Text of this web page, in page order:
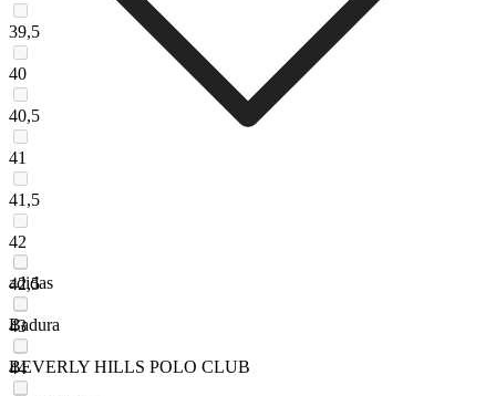
39,5
40
40,5
41
41,5
42
42,5
43
44
adidas
Badura
BEVERLY HILLS POLO CLUB